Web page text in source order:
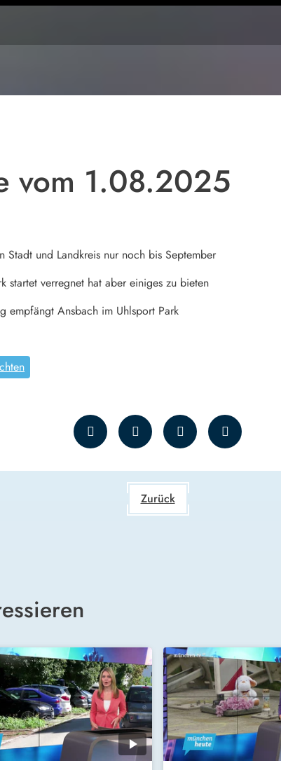
vom 1.08.2025
und Landkreis nur noch bis September
startet verregnet hat aber einiges zu bieten
empfängt Ansbach im Uhlsport Park
Zurück